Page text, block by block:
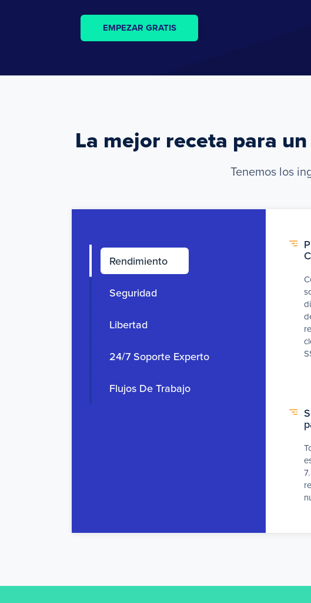
EMPEZAR GRATIS
La mejor receta para
Tenemos los
Rendimiento
Seguridad
Libertad
24/7 Soporte Experto
Flujos De Trabajo